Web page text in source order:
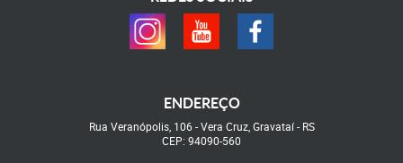
ENDEREÇO
Rua Veranópolis, 106 -Vera Cruz, Gravataí- RS
CEP: 94090-560